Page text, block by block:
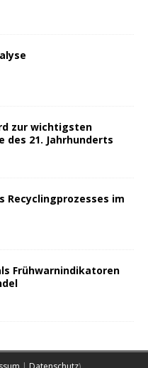
zur wichtigsten
des 21. Jahrhunderts
Recyclingprozesses im
Frühwarnindikatoren